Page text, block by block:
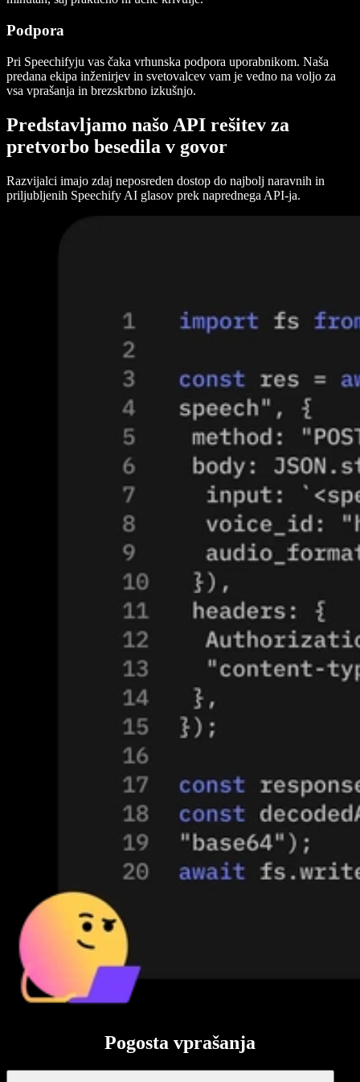
Podpora
Pri Speechifyju vas čaka vrhunska podpora uporabnikom. Naša
predana ekipa inženirjev in svetovalcev vam je vedno na voljo za
vsa vprašanja in brezskrbno izkušnjo.
Predstavljamo našo API rešitev za
pretvorbo besedila v govor
Razvijalci imajo zdaj neposreden dostop do najbolj naravnih in
priljubljenih Speechify AI glasov prek naprednega API-ja.
Pogosta vprašanja